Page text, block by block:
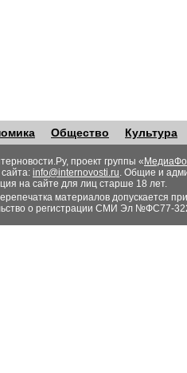
Общество Культура
проект группы «
info@internovosti.ru. Общие и
на сайте для лиц старше 18 лет.
материалов допускается
о регистрации СМИ Эл №ФС77-